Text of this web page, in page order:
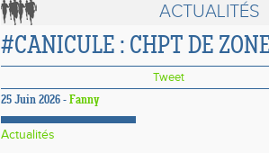
ACTUALITÉS
#CANICULE : CHPT DE
Tweet
25 Juin 2026 - Fanny
Actualités